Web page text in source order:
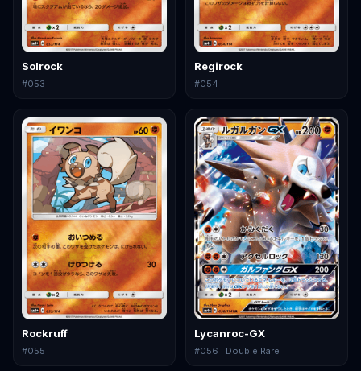
Solrock
#053
Regirock
#054
Rockruff
#055
Lycanroc-GX
#056 · Double Rare